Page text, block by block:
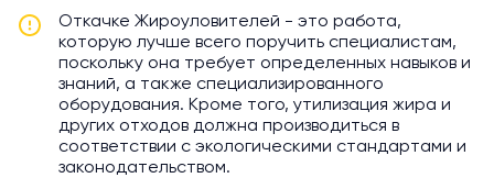
Откачке Жироуловителей - это работа,
которую лучше всего поручить специалистам,
поскольку она требует определенных навыков и
знаний, а также специализированного
оборудования. Кроме того, утилизация жира и
других отходов должна производиться в
соответствии с экологическими стандартами и
законодательством.